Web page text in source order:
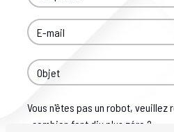
Vous n'êtes pas un robot,
: combien font dix plus zéro ?